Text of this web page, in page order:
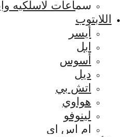
سماعات لاسلكيه
اللابتوب
أيسر
ابل
أسوس
ديل
اتش بي
هواوي
لينوفو
ام اس اي